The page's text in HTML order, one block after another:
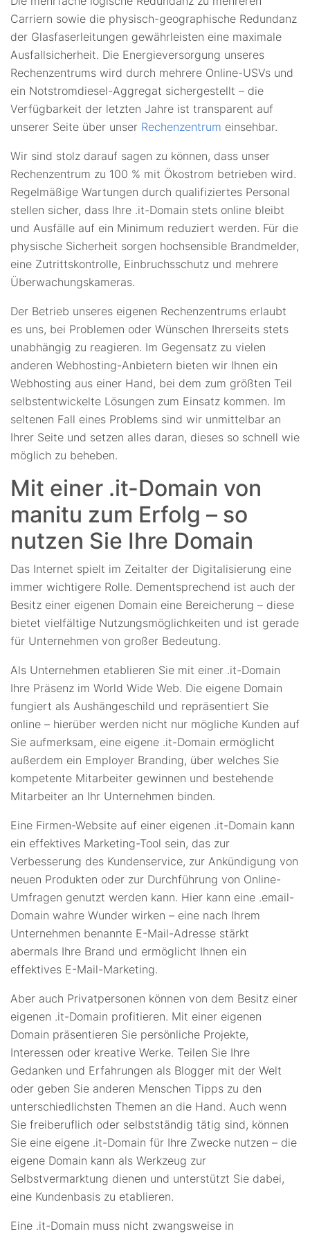
Carriern sowie die physisch-geographische Redundanz
der Glasfaserleitungen gewährleisten eine maximale
Ausfallsicherheit. Die Energieversorgung unseres
Rechenzentrums wird durch mehrere Online-USVs und
ein Notstromdiesel-Aggregat sichergestellt – die
Verfügbarkeit der letzten Jahre ist transparent auf
unserer Seite über unser Rechenzentrum einsehbar.
Wir sind stolz darauf sagen zu können, dass unser
Rechenzentrum zu 100 % mit Ökostrom betrieben wird.
Regelmäßige Wartungen durch qualifiziertes Personal
stellen sicher, dass Ihre .it-Domain stets online bleibt
und Ausfälle auf ein Minimum reduziert werden. Für die
physische Sicherheit sorgen hochsensible Brandmelder,
eine Zutrittskontrolle, Einbruchsschutz und mehrere
Überwachungskameras.
Der Betrieb unseres eigenen Rechenzentrums erlaubt
es uns, bei Problemen oder Wünschen Ihrerseits stets
unabhängig zu reagieren. Im Gegensatz zu vielen
anderen Webhosting-Anbietern bieten wir Ihnen ein
Webhosting aus einer Hand, bei dem zum größten Teil
selbstentwickelte Lösungen zum Einsatz kommen. Im
seltenen Fall eines Problems sind wir unmittelbar an
Ihrer Seite und setzen alles daran, dieses so schnell wie
möglich zu beheben.
Mit einer .it-Domain von
manitu zum Erfolg – so
nutzen Sie Ihre Domain
Das Internet spielt im Zeitalter der Digitalisierung eine
immer wichtigere Rolle. Dementsprechend ist auch der
Besitz einer eigenen Domain eine Bereicherung – diese
bietet vielfältige Nutzungsmöglichkeiten und ist gerade
für Unternehmen von großer Bedeutung.
Als Unternehmen etablieren Sie mit einer .it-Domain
Ihre Präsenz im World Wide Web. Die eigene Domain
fungiert als Aushängeschild und repräsentiert Sie
online – hierüber werden nicht nur mögliche Kunden auf
Sie aufmerksam, eine eigene .it-Domain ermöglicht
außerdem ein Employer Branding, über welches Sie
kompetente Mitarbeiter gewinnen und bestehende
Mitarbeiter an Ihr Unternehmen binden.
Eine Firmen-Website auf einer eigenen .it-Domain kann
ein effektives Marketing-Tool sein, das zur
Verbesserung des Kundenservice, zur Ankündigung von
neuen Produkten oder zur Durchführung von Online-
Umfragen genutzt werden kann. Hier kann eine .email-
Domain wahre Wunder wirken – eine nach Ihrem
Unternehmen benannte E-Mail-Adresse stärkt
abermals Ihre Brand und ermöglicht Ihnen ein
effektives E-Mail-Marketing.
Aber auch Privatpersonen können von dem Besitz einer
eigenen .it-Domain profitieren. Mit einer eigenen
Domain präsentieren Sie persönliche Projekte,
Interessen oder kreative Werke. Teilen Sie Ihre
Gedanken und Erfahrungen als Blogger mit der Welt
oder geben Sie anderen Menschen Tipps zu den
unterschiedlichsten Themen an die Hand. Auch wenn
Sie freiberuflich oder selbstständig tätig sind, können
Sie eine eigene .it-Domain für Ihre Zwecke nutzen – die
eigene Domain kann als Werkzeug zur
Selbstvermarktung dienen und unterstützt Sie dabei,
eine Kundenbasis zu etablieren.
Eine .it-Domain muss nicht zwangsweise in